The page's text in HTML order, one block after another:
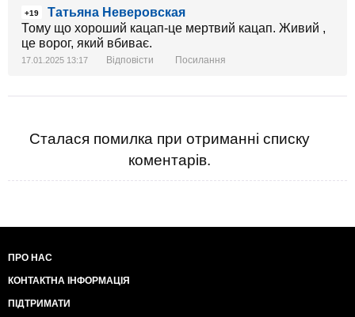
+19
Татьяна Неверовская
Тому що хороший кацап-це мертвий кацап. Живий ,
це ворог, який вбиває.
17.01.2025 13:17 Відповісти Посилання
Сталася помилка при отриманні списку
коментарів.
ПРО НАС
КОНТАКТНА ІНФОРМАЦІЯ
ПІДТРИМАТИ